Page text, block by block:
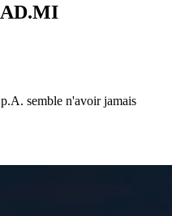
semble n'avoir jamais